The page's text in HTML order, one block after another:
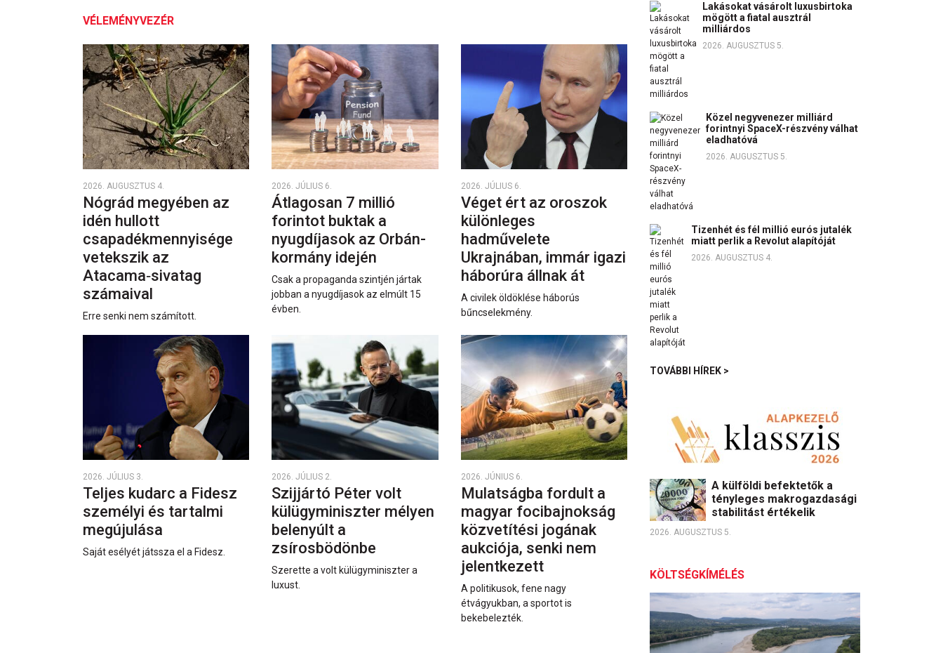
VÉLEMÉNYVEZÉR
2026. AUGUSZTUS 4.
Nógrád megyében az
idén hullott
csapadékmennyisége
vetekszik az
Atacama‑sivatag
számaival
Erre senki nem számított.
2026. JÚLIUS 6.
Átlagosan 7 millió
forintot buktak a
nyugdíjasok az Orbán-
kormány idején
Csak a propaganda szintjén jártak
jobban a nyugdíjasok az elmúlt 15
évben.
2026. JÚLIUS 6.
Véget ért az oroszok
különleges
hadművelete
Ukrajnában, immár igazi
háborúra állnak át
A civilek öldöklése háborús
bűncselekmény.
2026. JÚLIUS 3.
Teljes kudarc a Fidesz
személyi és tartalmi
megújulása
Saját esélyét játssza el a Fidesz.
2026. JÚLIUS 2.
Szijjártó Péter volt
külügyminiszter mélyen
belenyúlt a
zsírosbödönbe
Szerette a volt külügyminiszter a
luxust.
2026. JÚNIUS 6.
Mulatságba fordult a
magyar focibajnokság
közvetítési jogának
aukciója, senki nem
jelentkezett
A politikusok, fene nagy
étvágyukban, a sportot is
bekebelezték.
Lakásokat vásárolt luxusbirtoka
mögött a fiatal ausztrál
milliárdos
2026. AUGUSZTUS 5.
Közel negyvenezer milliárd
forintnyi SpaceX-részvény válhat
eladhatóvá
2026. AUGUSZTUS 5.
Tizenhét és fél millió eurós jutalék
miatt perlik a Revolut alapítóját
2026. AUGUSZTUS 4.
TOVÁBBI HÍREK >
A külföldi befektetők a
tényleges makrogazdasági
stabilitást értékelik
2026. AUGUSZTUS 5.
KÖLTSÉGKÍMÉLÉS